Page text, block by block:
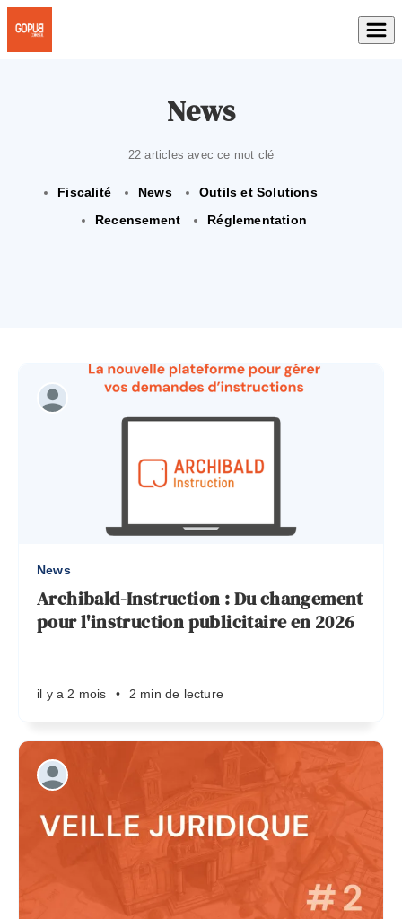
News
22 articles avec ce mot clé
Fiscalité News
Outils et Solutions
Recensement
Réglementation
News
Archibald-Instruction : Du changement
pour l'instruction publicitaire en 2026
il y a 2 mois • 2 min de lecture